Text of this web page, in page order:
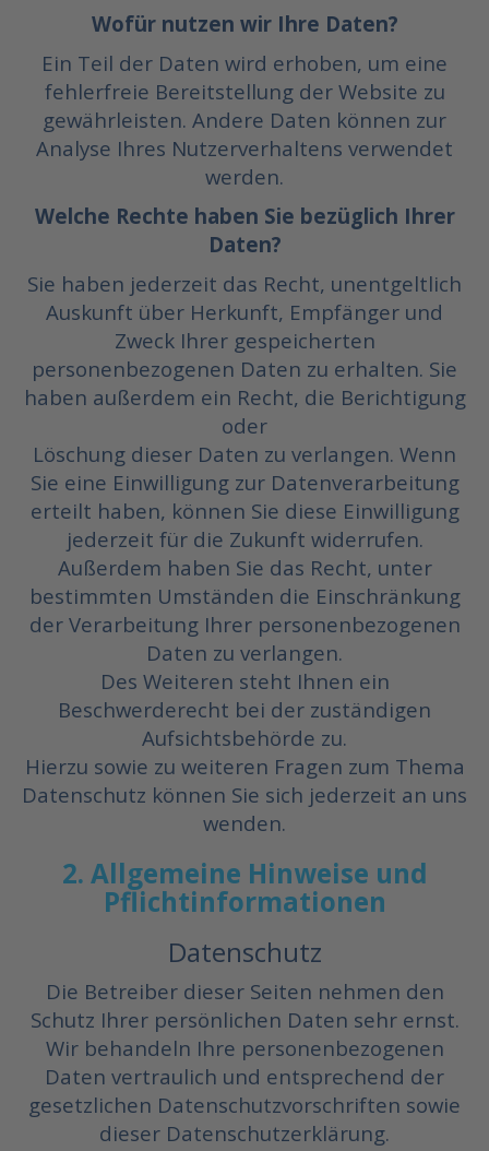
Wofür nutzen wir Ihre Daten?
Ein Teil der Daten wird erhoben, um eine
fehlerfreie Bereitstellung der Website zu
gewährleisten. Andere Daten können zur
Analyse Ihres Nutzerverhaltens verwendet
werden.
Welche Rechte haben Sie bezüglich Ihrer
Daten?
Sie haben jederzeit das Recht, unentgeltlich
Auskunft über Herkunft, Empfänger und
Zweck Ihrer gespeicherten
personenbezogenen Daten zu erhalten. Sie
haben außerdem ein Recht, die Berichtigung
oder
Löschung dieser Daten zu verlangen. Wenn
Sie eine Einwilligung zur Datenverarbeitung
erteilt haben, können Sie diese Einwilligung
jederzeit für die Zukunft widerrufen.
Außerdem haben Sie das Recht, unter
bestimmten Umständen die Einschränkung
der Verarbeitung Ihrer personenbezogenen
Daten zu verlangen.
Des Weiteren steht Ihnen ein
Beschwerderecht bei der zuständigen
Aufsichtsbehörde zu.
Hierzu sowie zu weiteren Fragen zum Thema
Datenschutz können Sie sich jederzeit an uns
wenden.
2. Allgemeine Hinweise und
Pflichtinformationen
Datenschutz
Die Betreiber dieser Seiten nehmen den
Schutz Ihrer persönlichen Daten sehr ernst.
Wir behandeln Ihre personenbezogenen
Daten vertraulich und entsprechend der
gesetzlichen Datenschutzvorschriften sowie
dieser Datenschutzerklärung.